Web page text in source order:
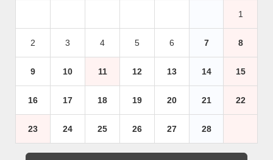
1
2 3 4 5 6 7 8
9 10 11 12 13 14 15
16 17 18 19 20 21 22
23 24 25 26 27 28